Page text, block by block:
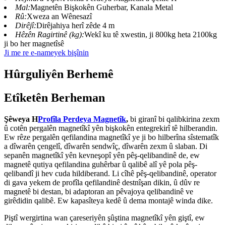
Mal:Magnetên Bişkokên Guherbar, Kanala Metal
Rû:Xweza an Wênesazî
Dirêjî:Dirêjahiya herî zêde 4 m
Hêzên Ragirtinê (kg):Wekî ku tê xwestin, ji 800kg heta 2100kg
ji bo her magnetîsê
Ji me re e-nameyek bişînin
Hûrguliyên Berhemê
Etîketên Berheman
Şêweya HProfîla Perdeya Magnetîk, bi giranî bi qalibkirina zexm
û cotên pergalên magnetîkî yên bişkokên entegrekirî tê hilberandin.
Ew rêze pergalên qefilandina magnetîkî ye ji bo hilberîna sîstematîk
a dîwarên çengelî, dîwarên sendwîç, dîwarên zexm û slaban. Di
sepanên magnetîkî yên kevneşopî yên pêş-qelibandinê de, ew
magnetê qutiya qefilandina guhêrbar û qalibê alî yê pola pêş-
qelibandî ji hev cuda hildiberand. Li cîhê pêş-qelibandinê, operator
di gava yekem de profîla qefilandinê destnîşan dikin, û dûv re
magnetê bi destan, bi adaptoran an pêvajoya qelibandinê ve
girêdidin qalibê. Ew kapasîteya kedê û dema montajê winda dike.
Piştî wergirtina wan çareseriyên şûştina magnetîkî yên giştî, ew